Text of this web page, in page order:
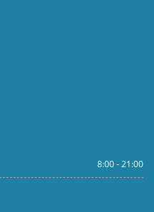
8:00 - 21:00